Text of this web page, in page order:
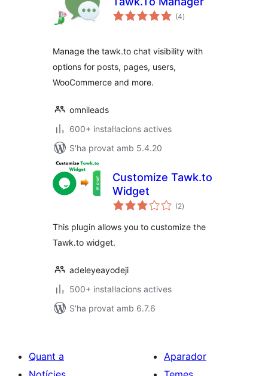
(4puntuacions
totals
)
Manage the tawk.to chat visibility with
options for posts, pages, users,
WooCommerce and more.
omnileads
600+ instal·lacions actives
S'ha provat amb 5.4.20
Customize Tawk.to
Widget
(2puntuacions
totals
)
This plugin allows you to customize the
Tawk.to widget.
adeleyeayodeji
500+ instal·lacions actives
S'ha provat amb 6.7.6
Quant a
Aparador